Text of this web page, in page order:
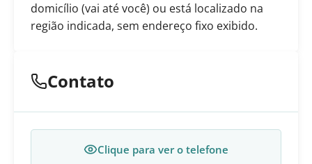
domicílio (vai até você) ou está localizado na
região indicada, sem endereço fixo exibido.
Contato
Clique para ver o telefone